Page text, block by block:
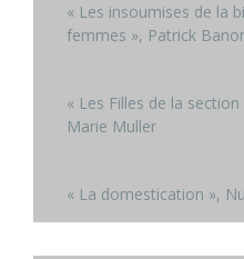
« Les insoumises de la
femmes », Patrick
« Les Filles de la
Marie Muller
« La domestication »,